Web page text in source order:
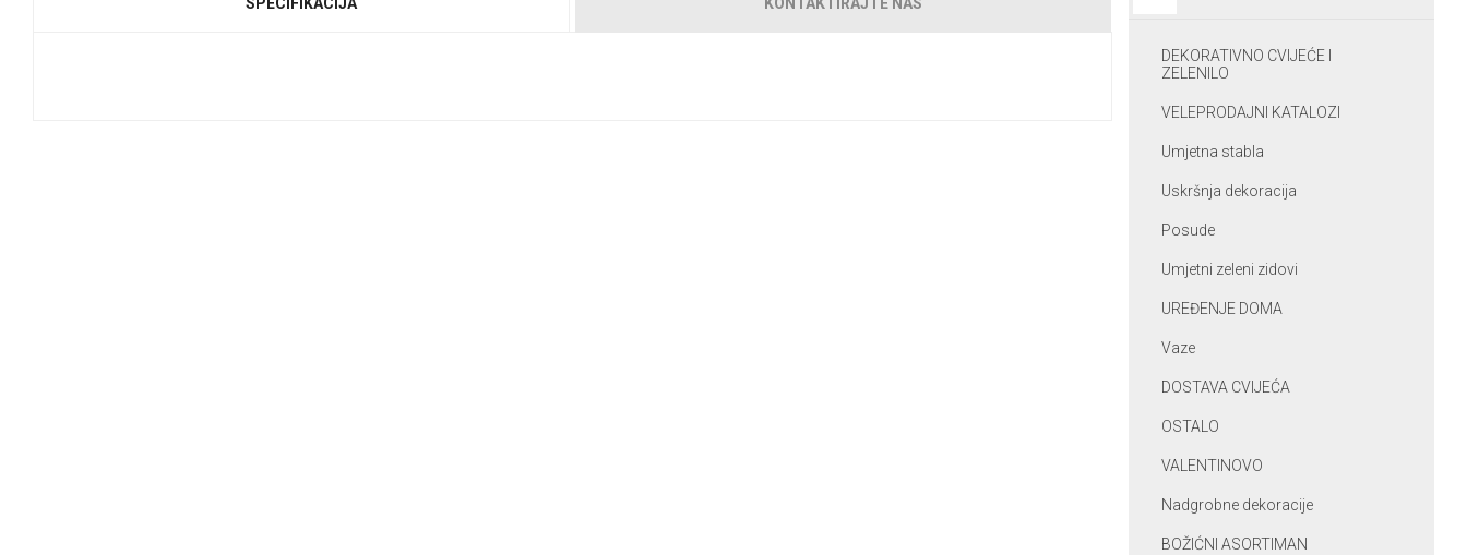
DEKORATIVNO CVIJEĆE I
ZELENILO
VELEPRODAJNI KATALOZI
Umjetna stabla
Uskršnja dekoracija
Posude
Umjetni zeleni zidovi
UREĐENJE DOMA
Vaze
DOSTAVA CVIJEĆA
OSTALO
VALENTINOVO
Nadgrobne dekoracije
BOŽIĆNI ASORTIMAN